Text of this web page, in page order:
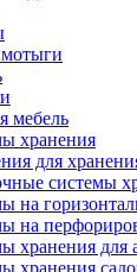
мебель
хранения
для
системы
на
на
хранения для
хранения